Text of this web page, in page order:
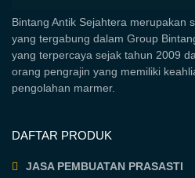
Bintang Antik Sejahtera merupakan
yang tergabung dalam Group
yang terpercaya sejak tahun 2009
orang pengrajin yang memiliki
pengolahan marmer.
DAFTAR PRODUK
JASA PEMBUATAN PRASASTI